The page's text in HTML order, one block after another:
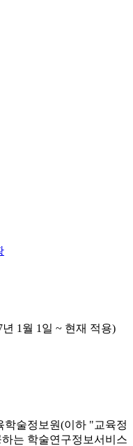
1월 1일 ~ 현재 적용)
학술정보원(이하 "교육정
는 학술연구정보서비스